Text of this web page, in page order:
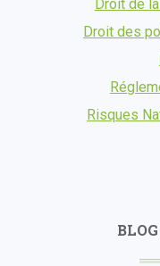
Droit de
Droit des
Risques